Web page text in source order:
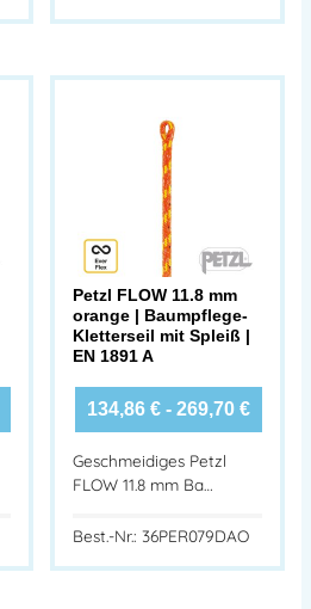
Petzl FLOW 11.8 mm
orange | Baumpflege-
Kletterseil mit Spleiß |
EN 1891 A
134,86 €- 269,70 €
Geschmeidiges Petzl
FLOW 11.8 mm Ba…
Best.-Nr.: 36PER079DAO